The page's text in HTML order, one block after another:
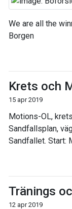
We are all the
Borgen
Krets och
15 apr 2019
Motions-OL,
Sandfallsplan,
Sandfallet. Start:
Tränings
12 apr 2019